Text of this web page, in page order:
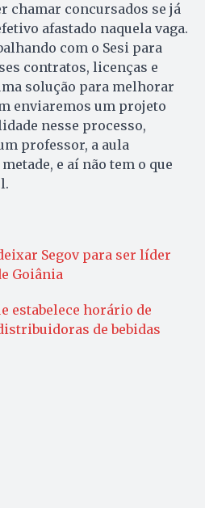
chamar concursados se já
afastado naquela vaga.
com o Sesi para
contratos, licenças e
solução para melhorar
enviaremos um projeto
nesse processo,
professor, a aula
e aí não tem o que
Segov para ser líder
Goiânia
estabelece horário de
de bebidas